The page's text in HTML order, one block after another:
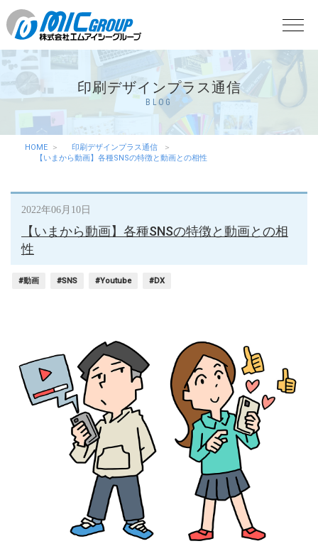
印刷デザインプラス通信
BLOG
HOME
印刷デザインプラス通信
【いまから動画】各種SNSの特徴と動画との相性
2022年06月10日
【いまから動画】各種SNSの特徴と動画との相
性
#動画 #SNS #Youtube #DX